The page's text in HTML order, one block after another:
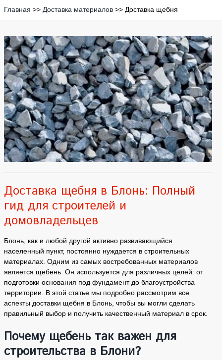
Главная >> Доставка материалов >> Доставка щебня
Доставка щебня в Блонь: Полный
гид для строителей и
домовладельцев
Блонь, как и любой другой активно развивающийся
населенный пункт, постоянно нуждается в строительных
материалах. Одним из самых востребованных материалов
является щебень. Он используется для различных целей: от
подготовки основания под фундамент до благоустройства
территории. В этой статье мы подробно рассмотрим все
аспекты доставки щебня в Блонь, чтобы вы могли сделать
правильный выбор и получить качественный материал в срок.
Почему щебень так важен для
строительства в Блони?